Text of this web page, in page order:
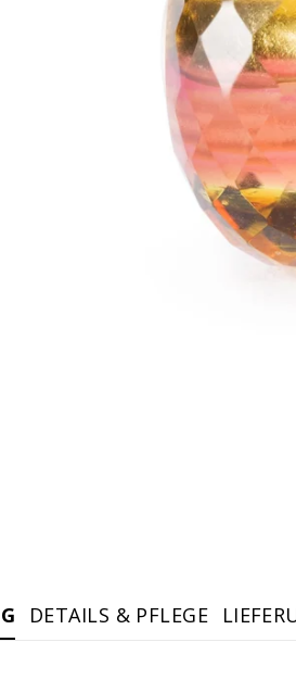
DETAILS & PFLEGE